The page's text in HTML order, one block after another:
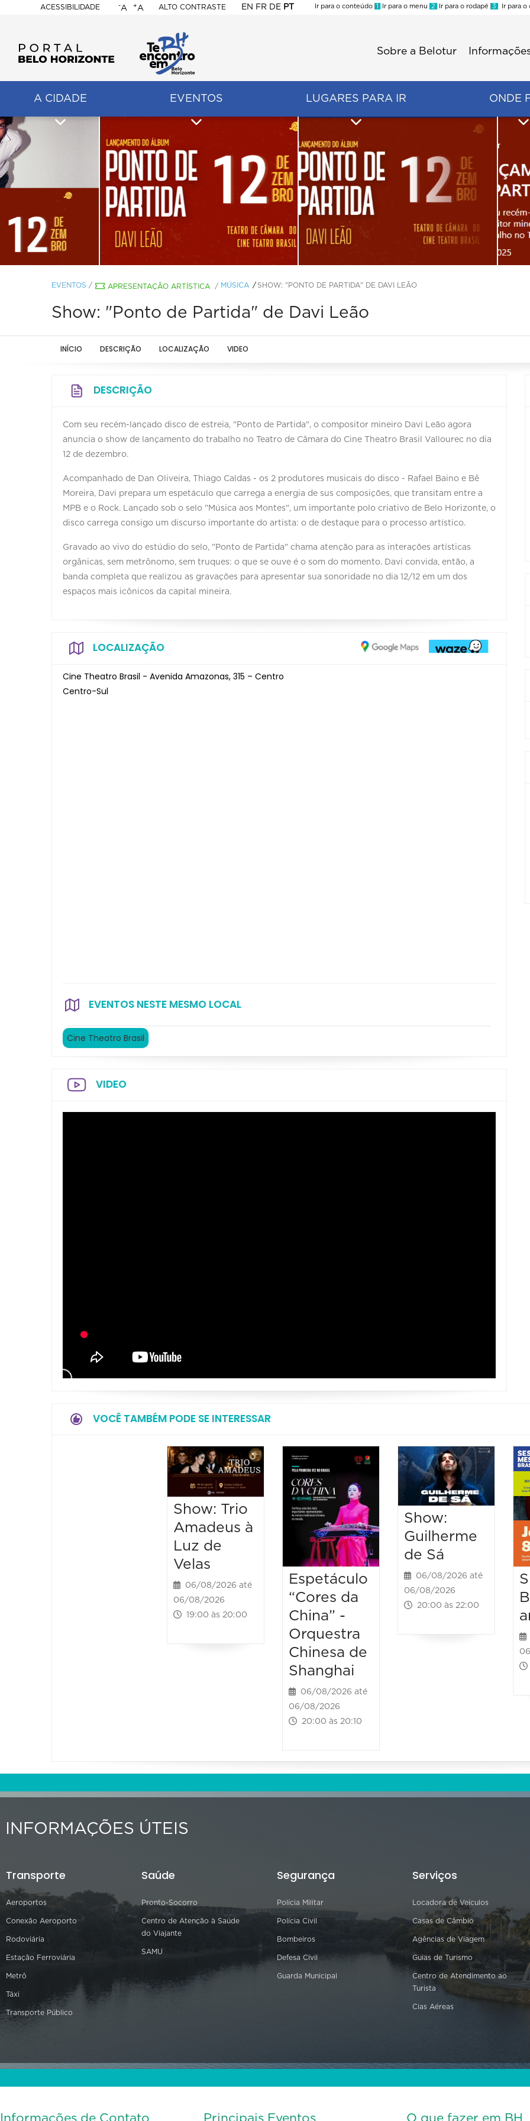
ACESSIBILIDADE
BELO
HORIZONTE
-A +A ALTO CONTRASTE EN FR DE PT
Ir para o conteúdo 1 Ir para o menu 2 Ir para o rodapé 3 Ir para o
Sobre a Belotur
A CIDADE EVENTOS LUGARES PARA IR ONDE
EVENTOS / APRESENTAÇÃO ARTÍSTICA / MÚSICA SHOW: "PONTO DE PARTIDA" DE DAVI LEÃO
Show: "Ponto de Partida" de Davi Leão
INÍCIO DESCRIÇÃO LOCALIZAÇÃO VIDEO
DESCRIÇÃO
Com seu recém-lançado disco de estreia, "Ponto de Partida", o compositor mineiro Davi Leão agora
anuncia o show de lançamento do trabalho no Teatro de Câmara do Cine Theatro Brasil Vallourec no dia
12 de dezembro.
Acompanhado de Dan Oliveira, Thiago Caldas - os 2 produtores musicais do disco - Rafael Baino e Bê
Moreira, Davi prepara um espetáculo que carrega a energia de sus composições, que transitam entre a
MPB e o Rock. Lançado sob o selo "Música aos Montes", um importante polo criativo de Belo Horizonte, o
disco carrega consigo um discurso importante do artista: o de destaque para o processo artístico.
Gravado ao vivo do estúdio do selo, "Ponto de Partida" chama atenção para as interações artísticas
orgânicas, sem metrônomo, sem truques: o que se ouve é o som do momento. Davi convida, então, a
banda completa que realizou as gravações para apresentar sua sonoridade no dia 12/12 em um dos
espaços mais icônicos da capital mineira.
LOCALIZAÇÃO
Cine Theatro Brasil - Avenida Amazonas, 315 – Centro
Centro-Sul
EVENTOS NESTE MESMO LOCAL
Cine Theatro Brasil
VIDEO
VOCÊ TAMBÉM PODE SE INTERESSAR
Show: Trio
Amadeus à
Luz de
Velas
06/08/2026 até
06/08/2026
19:00 às 20:00
Espetáculo
“Cores da
China” -
Orquestra
Chinesa de
Shanghai
06/08/2026 até
06/08/2026
20:00 às 20:10
Show:
Guilherme
de Sá
06/08/2026 até
06/08/2026
20:00 às 22:00
INFORMAÇÕES ÚTEIS
Transporte
Aeroportos
Conexão Aeroporto
Rodoviária
Estação Ferroviária
Metrô
Táxi
Transporte Público
Saúde
Pronto-Socorro
Centro de Atenção à Saúde
do Viajante
SAMU
Segurança
Polícia Militar
Polícia Civil
Bombeiros
Defesa Civil
Guarda Municipal
Serviços
Locadora de Veículos
Casas de Câmbio
Agências de Viagem
Guias de Turismo
Centro de Atendimento ao
Turista
Cias Aéreas
Informações de Contato Principais Eventos O que fazer em BH